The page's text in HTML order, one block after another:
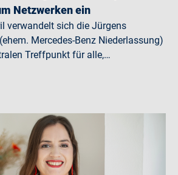
Netzwerken ein
verwandelt sich die Jürgens
Mercedes-Benz Niederlassung)
Treffpunkt für alle,…